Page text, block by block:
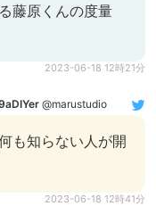
藤原くんの度量
2023-06-18 12時21分
@marustudio
も知らない人が開
2023-06-18 12時41分